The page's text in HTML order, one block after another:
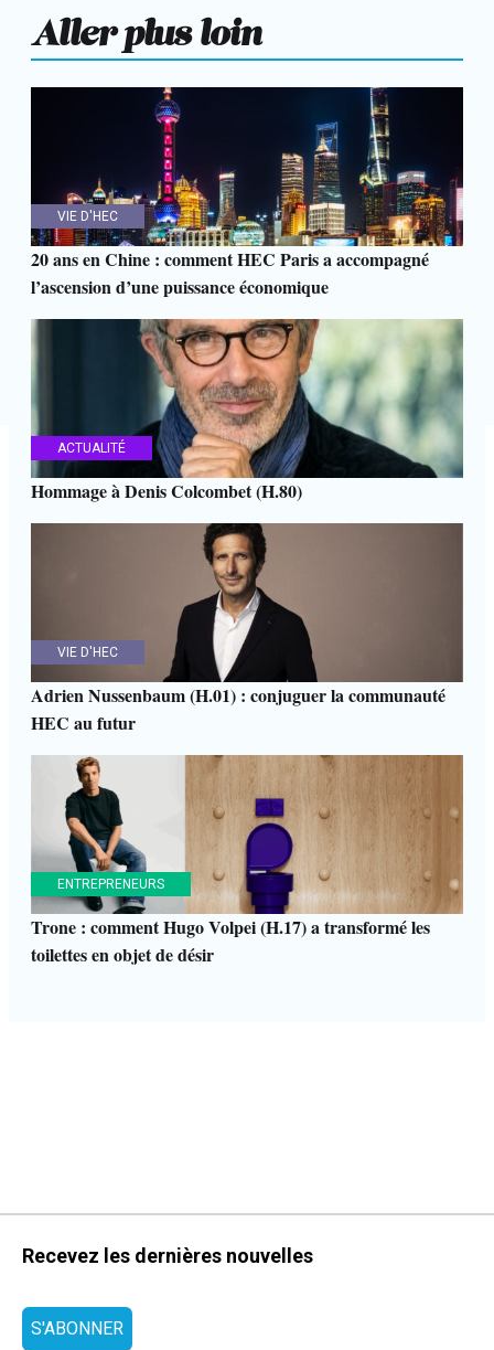
Aller plus loin
VIE D'HEC
20 ans en Chine : comment HEC Paris a accompagné
l’ascension d’une puissance économique
ACTUALITÉ
Hommage à Denis Colcombet (H.80)
VIE D'HEC
Adrien Nussenbaum (H.01) : conjuguer la communauté
HEC au futur
ENTREPRENEURS
Trone : comment Hugo Volpei (H.17) a transformé les
toilettes en objet de désir
Recevez les dernières nouvelles